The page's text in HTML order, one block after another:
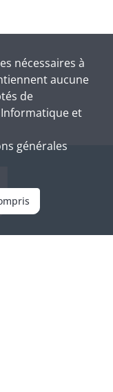
nécessaires à
aucune
de
et
générales